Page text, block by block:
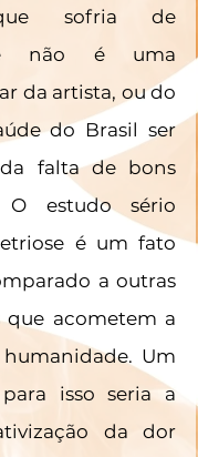
sofria de
não é uma
da artista, ou do
do Brasil ser
falta de bons
O estudo sério
é um fato
a outras
que acometem a
Um
isso seria a
da dor